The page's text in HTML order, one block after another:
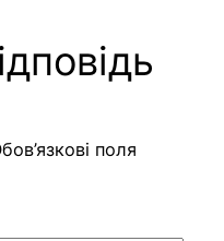
поля